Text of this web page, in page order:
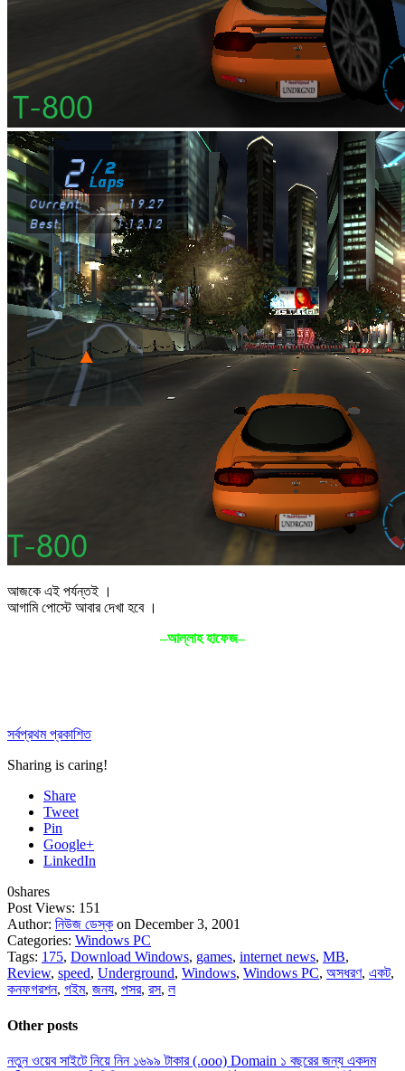
আজকে এই পর্যন্তই ।
আগামি পোস্টে আবার দেখা হবে ।
–আল্লাহ হাফেজ–
সর্বপ্রথম প্রকাশিত
Sharing is caring!
Share
Tweet
Pin
Google+
LinkedIn
0shares
Post Views: 151
Author: নিউজ ডেস্ক on December 3, 2001
Categories: Windows PC
Tags: 175, Download Windows, games, internet news, MB,
Review, speed, Underground, Windows, Windows PC, অসধরণ, একট,
কনফগরশন, গইম, জনয, পসর, রস, ল
Other posts
নতুন ওয়েব সাইটে নিয়ে নিন ১৬৯৯ টাকার (.ooo) Domain ১ বছরের জন্য একদম